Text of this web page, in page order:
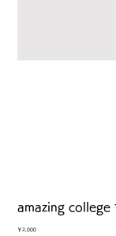
amazing college
価
￥2,000